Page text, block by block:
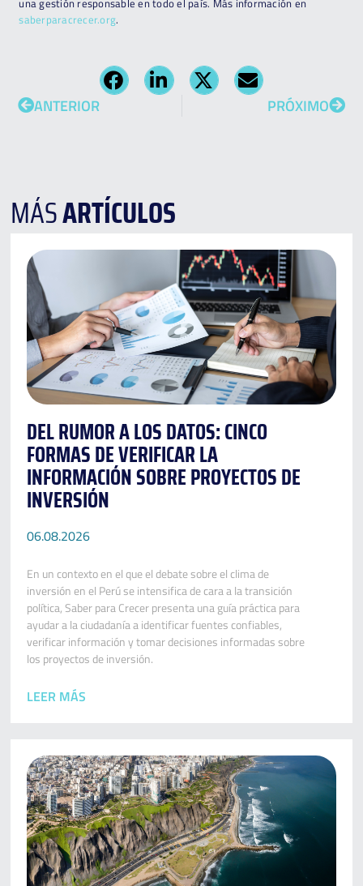
una gestión responsable en todo el país. Más información en
saberparacrecer.org.
ANTERIOR PRÓXIMO
MÁSARTÍCULOS
DEL RUMOR A LOS DATOS: CINCO
FORMAS DE VERIFICAR LA
INFORMACIÓN SOBRE PROYECTOS DE
INVERSIÓN
06.08.2026
En un contexto en el que el debate sobre el clima de
inversión en el Perú se intensifica de cara a la transición
política, Saber para Crecer presenta una guía práctica para
ayudar a la ciudadanía a identificar fuentes confiables,
verificar información y tomar decisiones informadas sobre
los proyectos de inversión.
LEER MÁS